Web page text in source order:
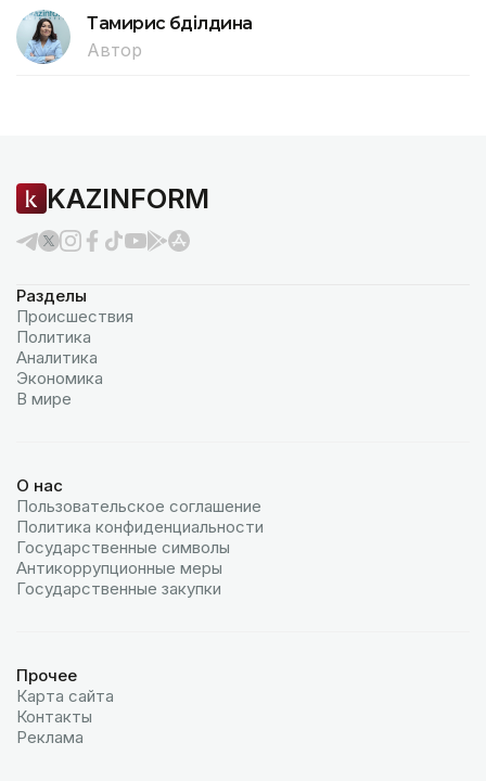
Тамирис Әбділдина
Автор
KAZINFORM
Разделы
Происшествия
Политика
Аналитика
Экономика
В мире
О нас
Пользовательское соглашение
Политика конфиденциальности
Государственные символы
Антикоррупционные меры
Государственные закупки
Прочее
Карта сайта
Контакты
Реклама